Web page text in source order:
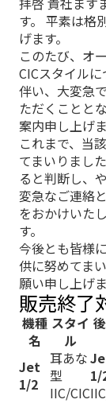
す。 平素は格
げます。
このたび、オ
CICスタイル
伴い、大変急
ただくことと
案内申し上げま
これまで、当
てまいりまし
ると判断し、
変急なご連絡
をおかけいた
す。
今後とも皆様
供に努めてま
願い申し上げま
販売終了
機種
名
スタイ
ル
Jet
1/2
耳あな
型
IIC/CIC
1/